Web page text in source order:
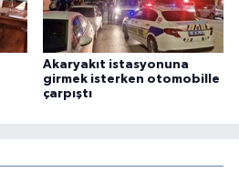
Akaryakıt istasyonuna
girmek isterken otomobille
çarpıştı